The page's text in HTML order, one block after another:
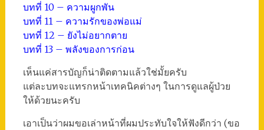
บทที่ 10 – ความผูกพัน
บทที่ 11 – ความรักของพ่อแม่
บทที่ 12 – ยังไม่อยากตาย
บทที่ 13 – พลังของการก่อน
เห็นแค่สารบัญก็น่าติดตามแล้วใช่มั้ยครับ
แต่ละบทจะแทรกหน้าเทคนิคต่างๆ ในการดูแลผู้ป่วย
ให้ด้วยนะครับ
เอาเป็นว่าผมขอเล่าหน้าที่ผมประทับใจให้ฟังดีกว่า (ขอ